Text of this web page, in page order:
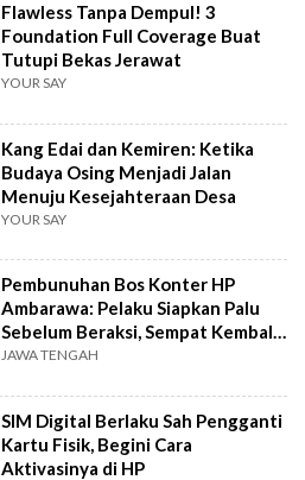
Flawless Tanpa Dempul! 3
Foundation Full Coverage Buat
Tutupi Bekas Jerawat
YOUR SAY
Kang Edai dan Kemiren: Ketika
Budaya Osing Menjadi Jalan
Menuju Kesejahteraan Desa
YOUR SAY
Pembunuhan Bos Konter HP
Ambarawa: Pelaku Siapkan Palu
Sebelum Beraksi, Sempat Kembali
Datangi TKP
JAWA TENGAH
SIM Digital Berlaku Sah Pengganti
Kartu Fisik, Begini Cara
Aktivasinya di HP